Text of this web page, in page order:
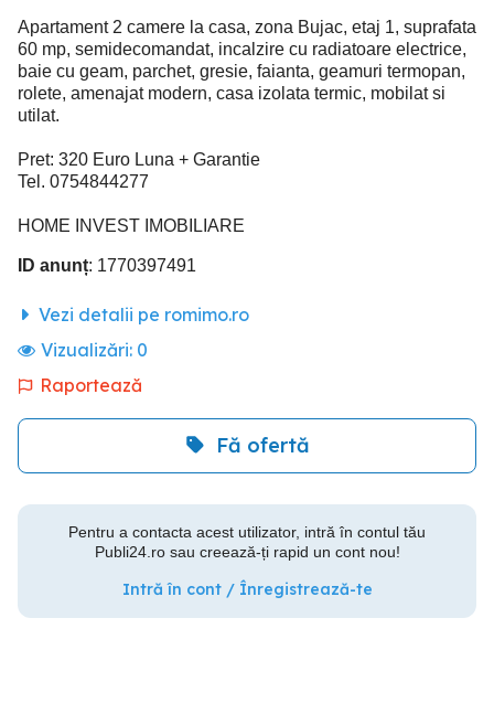
Apartament 2 camere la casa, zona Bujac, etaj 1, suprafata
60 mp, semidecomandat, incalzire cu radiatoare electrice,
baie cu geam, parchet, gresie, faianta, geamuri termopan,
rolete, amenajat modern, casa izolata termic, mobilat si
utilat.
Pret: 320 Euro Luna + Garantie
Tel. 0754844277
HOME INVEST IMOBILIARE
ID anunț: 1770397491
Vezi detalii pe romimo.ro
Vizualizări: 0
Raportează
Fă ofertă
Pentru a contacta acest utilizator, intră în contul tău
Publi24.ro sau creează-ți rapid un cont nou!
Intră în cont / Înregistrează-te